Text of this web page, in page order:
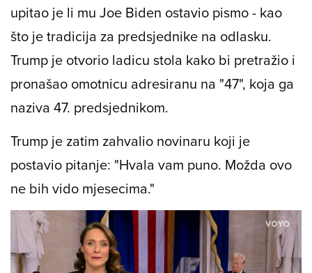
upitao je li mu Joe Biden ostavio pismo - kao
što je tradicija za predsjednike na odlasku.
Trump je otvorio ladicu stola kako bi pretražio i
pronašao omotnicu adresiranu na "47", koja ga
naziva 47. predsjednikom.
Trump je zatim zahvalio novinaru koji je
postavio pitanje: "Hvala vam puno. Možda ovo
ne bih vido mjesecima."